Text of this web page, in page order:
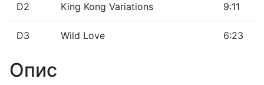
D2 King Kong Variations 9:11
D3 Wild Love 6:23
Опис